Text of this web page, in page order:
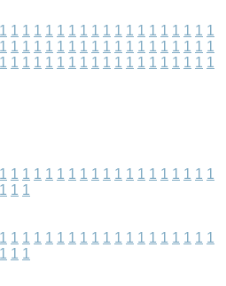
1 1 1 1 1 1 1 1 1 1 1 1 1 1 1 1 1 1 1
1 1 1 1 1 1 1 1 1 1 1 1 1 1 1 1 1 1 1
1 1 1 1 1 1 1 1 1 1 1 1 1 1 1 1 1 1 1
1 1 1 1 1 1 1 1 1 1 1 1 1 1 1 1 1 1 1
1 1 1
1 1 1 1 1 1 1 1 1 1 1 1 1 1 1 1 1 1 1
1 1 1